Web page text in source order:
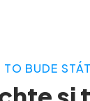
TO BUDE